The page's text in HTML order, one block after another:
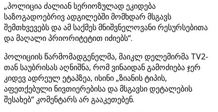
„პოლიცია ძალიან სერიოზულად ეკიდება
საზოგადოებრივ ადგილებში მომხდარ მსგავს
შემთხვევებს და ამ საქმეს მნიშვნელოვანი რესურსებითა
და მაღალი პრიორიტეტით იძიებს“.
პოლიციის წარმომადგენელმა, მაიკლ დელემირმა TV2-
თან საუბრისას აღნიშნა, რომ ვინაიდან გამოძიება ჯერ
კიდევ ადრეულ ეტაპზეა, ისინი „ზიანის ტიპის,
აფეთქებული ნივთიერებისა და მსგავსი დეტალების
შესახებ“ კომენტარს არ გააკეთებენ.